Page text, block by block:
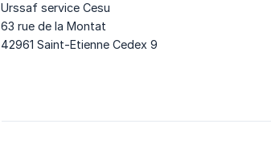
Urssaf service Cesu
63 rue de la Montat
42961 Saint-Etienne Cedex 9